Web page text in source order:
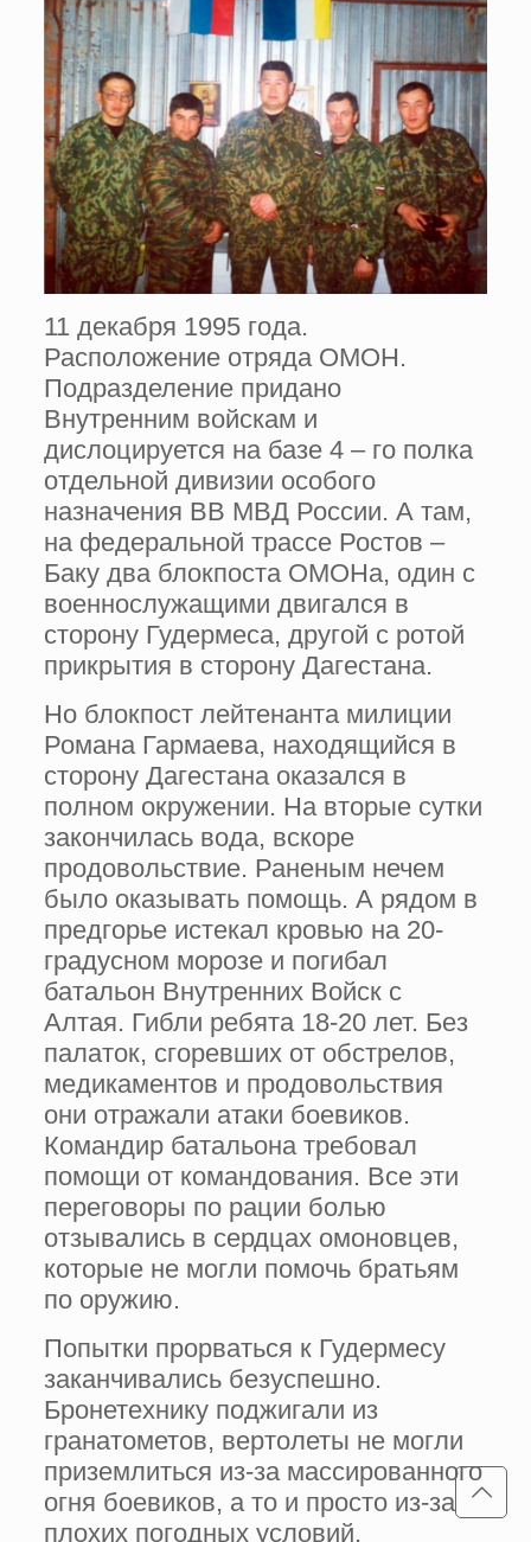
11 декабря 1995 года.
Расположение отряда ОМОН.
Подразделение придано
Внутренним войскам и
дислоцируется на базе 4 – го полка
отдельной дивизии особого
назначения ВВ МВД России. А там,
на федеральной трассе Ростов –
Баку два блокпоста ОМОНа, один с
военнослужащими двигался в
сторону Гудермеса, другой с ротой
прикрытия в сторону Дагестана.
Но блокпост лейтенанта милиции
Романа Гармаева, находящийся в
сторону Дагестана оказался в
полном окружении. На вторые сутки
закончилась вода, вскоре
продовольствие. Раненым нечем
было оказывать помощь. А рядом в
предгорье истекал кровью на 20-
градусном морозе и погибал
батальон Внутренних Войск с
Алтая. Гибли ребята 18-20 лет. Без
палаток, сгоревших от обстрелов,
медикаментов и продовольствия
они отражали атаки боевиков.
Командир батальона требовал
помощи от командования. Все эти
переговоры по рации болью
отзывались в сердцах омоновцев,
которые не могли помочь братьям
по оружию.
Попытки прорваться к Гудермесу
заканчивались безуспешно.
Бронетехнику поджигали из
гранатометов, вертолеты не могли
приземлиться из-за массированного
огня боевиков, а то и просто из-за
плохих погодных условий.